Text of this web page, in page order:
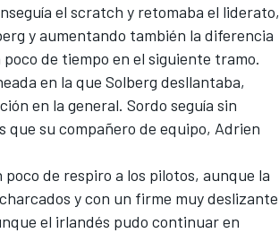
el scratch y retomaba el liderato,
y aumentando también la diferencia
de tiempo en el siguiente tramo.
en la que Solberg desllantaba,
en la general. Sordo seguía sin
su compañero de equipo, Adrien
de respiro a los pilotos, aunque la
y con un firme muy deslizante
el irlandés pudo continuar en